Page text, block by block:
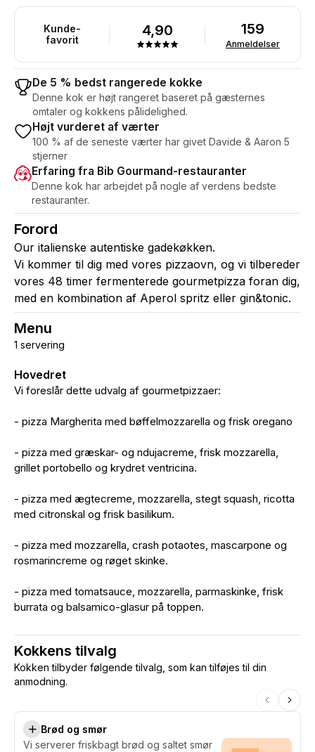
Kunde-
favorit
4,90 159
Anmeldelser
De 5 % bedst rangerede kokke
Denne kok er højt rangeret baseret på gæsternes
omtaler og kokkens pålidelighed.
Højt vurderet af værter
100 % af de seneste værter har givet Davide & Aaron 5
stjerner
Erfaring fra Bib Gourmand-restauranter
Denne kok har arbejdet på nogle af verdens bedste
restauranter.
Forord
Our italienske autentiske gadekøkken.
Vi kommer til dig med vores pizzaovn, og vi tilbereder
vores 48 timer fermenterede gourmetpizza foran dig,
med en kombination af Aperol spritz eller gin&tonic.
Menu
1 servering
Hovedret
Vi foreslår dette udvalg af gourmetpizzaer:
- pizza Margherita med bøffelmozzarella og frisk oregano
- pizza med græskar- og ndujacreme, frisk mozzarella,
grillet portobello og krydret ventricina.
- pizza med ægtecreme, mozzarella, stegt squash, ricotta
med citronskal og frisk basilikum.
- pizza med mozzarella, crash potaotes, mascarpone og
rosmarincreme og røget skinke.
- pizza med tomatsauce, mozzarella, parmaskinke, frisk
burrata og balsamico-glasur på toppen.
Kokkens tilvalg
Kokken tilbyder følgende tilvalg, som kan tilføjes til din
anmodning.
Brød og smør
Vi serverer friskbagt brød og saltet smør